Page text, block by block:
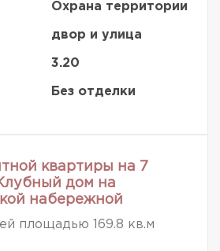
Охрана территории
двор и улица
3.20
Без отделки
квартиры на 7
дом на
набережной
площадью 169.8 кв.м